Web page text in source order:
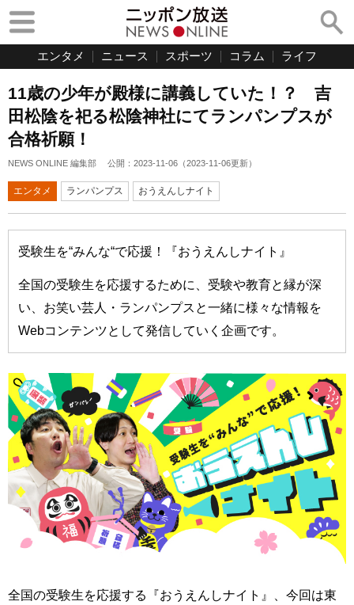
エンタメ ニュース スポーツ コラム ライフ
11歳の少年が殿様に講義していた！？ 吉
田松陰を祀る松陰神社にてランパンプスが
合格祈願！
NEWS ONLINE 編集部 公開： 2023-11-06 （2023-11-06更新）
エンタメ ランパンプス おうえんしナイト
受験生を“みんな“で応援！『おうえんしナイト』
全国の受験生を応援するために、受験や教育と縁が深
い、お笑い芸人・ランパンプスと一緒に様々な情報を
Webコンテンツとして発信していく企画です。
全国の受験生を応援する『おうえんしナイト』、今回は東